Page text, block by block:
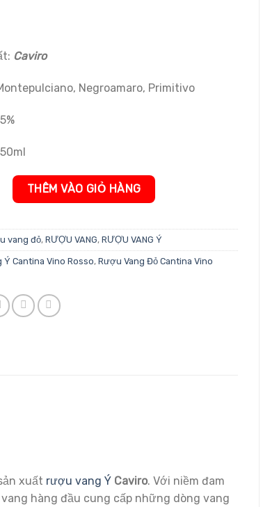
Caviro
Negroamaro, Primitivo
Vierre Vino Rosso D'Italia số lượng
THÊM VÀO GIỎ HÀNG
vang đỏ, RƯỢU VANG, RƯỢU VANG Ý
Ý Cantina Vino Rosso, Rượu Vang Đỏ Cantina Vino
xuất rượu vang Ý Caviro. Với niềm đam
hàng đầu cung cấp những dòng vang